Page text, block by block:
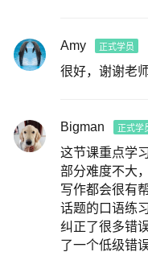
Amy 正式学员
很好，谢谢老师
Bigman 正式学
这节课重点学
部分难度不大
写作都会很有
话题的口语练
纠正了很多错
了一个低级错